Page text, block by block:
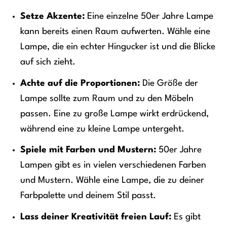
Setze Akzente:Eine einzelne 50er Jahre Lampe
kann bereits einen Raum aufwerten. Wähle eine
Lampe, die ein echter Hingucker ist und die Blicke
auf sich zieht.
Achte auf die Proportionen:Die Größe der
Lampe sollte zum Raum und zu den Möbeln
passen. Eine zu große Lampe wirkt erdrückend,
während eine zu kleine Lampe untergeht.
Spiele mit Farben und Mustern:50er Jahre
Lampen gibt es in vielen verschiedenen Farben
und Mustern. Wähle eine Lampe, die zu deiner
Farbpalette und deinem Stil passt.
Lass deiner Kreativität freien Lauf:Es gibt